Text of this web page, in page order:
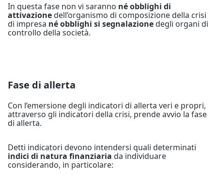
In questa fase non vi saranno né obblighi di
attivazionedell’organismo di composizione della crisi
di impresa né obblighi si segnalazionedegli organi di
controllo della società.
Fase di allerta
Con l’emersione degli indicatori di allerta veri e propri,
attraverso gli indicatori della crisi, prende avvio la fase
di allerta.
Detti indicatori devono intendersi quali determinati
indici di natura finanziaria da individuare
considerando, in particolare: